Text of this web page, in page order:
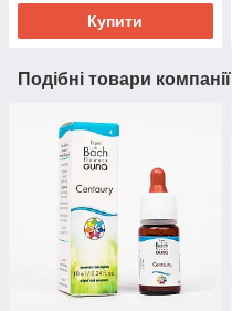
Купити
Подібні товари компанії